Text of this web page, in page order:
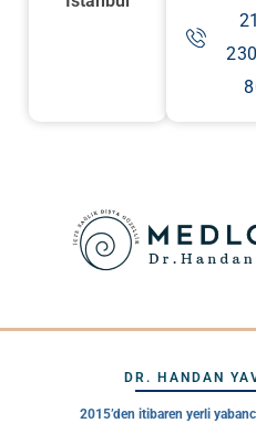
DR. HANDAN
2015’den itibaren yerli